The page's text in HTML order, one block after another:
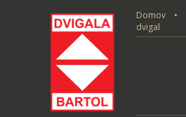
Domov •
dvigal